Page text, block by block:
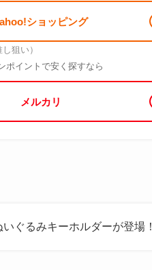
ショッピング
し狙い）
ポイントで安く探すなら
メルカリ
いぐるみキーホルダーが登場！